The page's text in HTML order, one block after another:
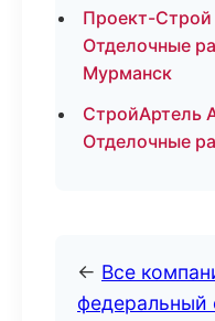
Проект-
Отделочные
Мурманск
СтройАртель
Отделочные
← Все
федеральный